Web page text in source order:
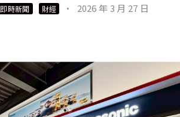
即時新聞 財經 · 2026 年 3 月 27 日